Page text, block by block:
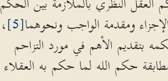
ومقدمة الواجب ونحوهما[5]
،
بتقديم الأهم في مورد التزاحم
حكم الله لما حكم به العقلاء